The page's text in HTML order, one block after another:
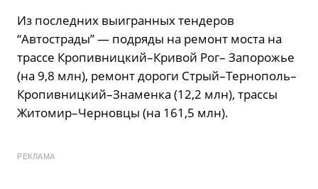
Из последних выигранных тендеров
“Автострады” — подряды на ремонт моста на
трассе Кропивницкий–Кривой Рог– Запорожье
(на 9,8 млн), ремонт дороги Стрый–Тернополь–
Кропивницкий–Знаменка (12,2 млн), трассы
Житомир–Черновцы (на 161,5 млн).
РЕКЛАМА